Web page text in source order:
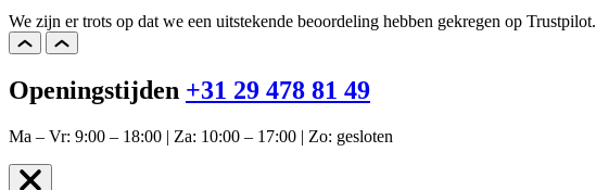
We zijn er trots op dat we een uitstekende beoordeling hebben gekregen op Trustpilot.
Openingstijden +31 29 478 81 49
Ma – Vr: 9:00 – 18:00 | Za: 10:00 – 17:00 | Zo: gesloten